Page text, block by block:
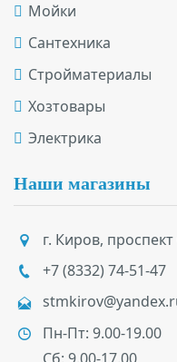
Мойки
Сантехника
Стройматериалы
Хозтовары
Электрика
Наши магазины
г. Киров,
+7 (8332) 74-51-47
Пн-Пт: 9.00-19.00